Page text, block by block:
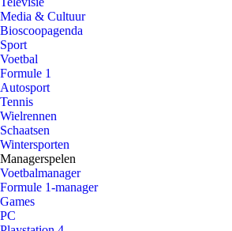
Media & Cultuur
Bioscoopagenda
Sport
Voetbal
Formule 1
Autosport
Tennis
Wielrennen
Schaatsen
Wintersporten
Managerspelen
Voetbalmanager
Formule 1-manager
Games
PC